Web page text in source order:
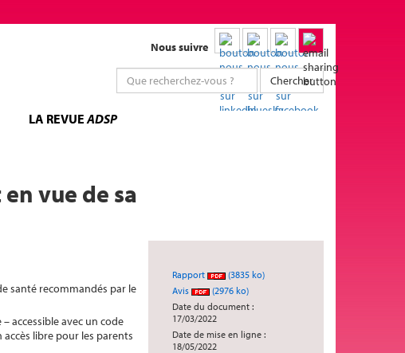
Nous suivre
Chercher
LA REVUEADSP
vue de sa
Rapport
(3835 ko)
Avis
(2976 ko)
Date du document :
17/03/2022
Date de mise en ligne :
18/05/2022
santé recommandés par le
accessible avec un code
libre pour les parents